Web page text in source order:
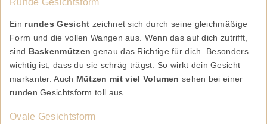
Ein rundes Gesicht zeichnet sich durch seine gleichmäßige
Form und die vollen Wangen aus. Wenn das auf dich zutrifft,
sind Baskenmützen genau das Richtige für dich. Besonders
wichtig ist, dass du sie schräg trägst. So wirkt dein Gesicht
markanter. Auch Mützen mit viel Volumen sehen bei einer
runden Gesichtsform toll aus.
Ovale Gesichtsform